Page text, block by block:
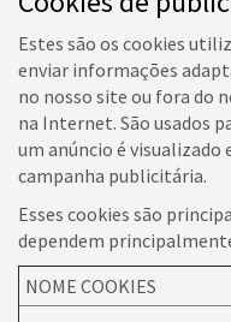
Estes são os cookies
enviar informações
no nosso site ou fora do
na Internet. São usados
um anúncio é visualizado
campanha publicitária.
Esses cookies são
dependem
NOME COOKIES